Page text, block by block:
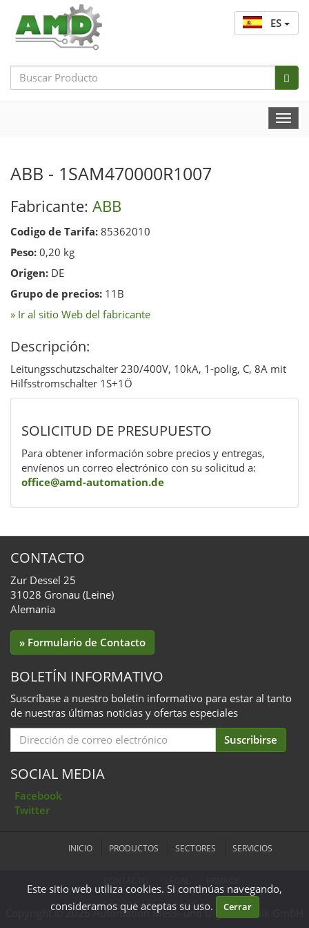
ES
Search
Bar
ABB - 1SAM470000R1007
Fabricante: ABB
Codigo de Tarifa: 85362010
Peso: 0,20 kg
Origen: DE
Grupo de precios: 11B
» Ir al sitio Web del fabricante
Descripción:
Leitungsschutzschalter 230/400V, 10kA, 1-polig, C, 8A mit
Hilfsstromschalter 1S+1Ö
SOLICITUD DE PRESUPUESTO
Para obtener información sobre precios y entregas,
envíenos un correo electrónico con su solicitud a:
office@amd-automation.de
CONTACTO
Zur Dessel 25
31028 Gronau (Leine)
Alemania
» Formulario de Contacto
BOLETÍN INFORMATIVO
Suscríbase a nuestro boletín informativo para estar al tanto
de nuestras últimas noticias y ofertas especiales
Email
for
Suscribirse
SOCIAL MEDIA
Facebook
Twitter
INICIO PRODUCTOS SECTORES SERVICIOS
Copyright © 2026 Automation Mess- und Digitaltechnik GmbH
Este sitio web utiliza cookies. Si continúas navegando,
consideramos que aceptas su uso.
Cerrar